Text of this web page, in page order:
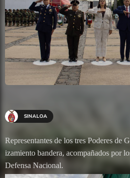
SINALOA
Representantes de los tres Poderes de
izamiento bandera, acompañados por
Defensa Nacional.